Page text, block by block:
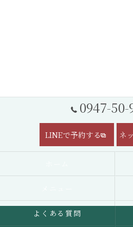
0947-50-
LINEで予約する ネ
よくある質問